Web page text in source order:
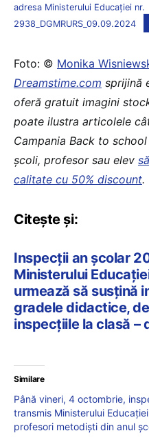
adresa Ministerului Educației nr.
2938_DGMRURS_09.09.2024
Foto: © Monika
Dreamstime.com sprijină
oferă gratuit imagini
poate ilustra articolele
Campania Back to
școli, profesor sau elev
calitate cu 50% discount.
Citește și:
Inspecții an școlar
Ministerului
urmează să susțină
gradele didactice,
inspecțiile la clasă –
Similare
Până vineri, 4 octombrie,
transmis Ministerului
profesori metodiști din anul